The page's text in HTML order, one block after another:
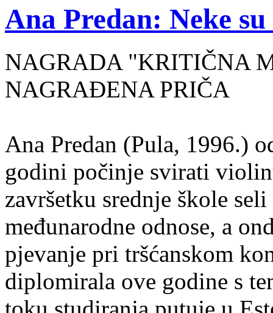
Ana Predan: Neke
NAGRADA "KRITIČNA
NAGRAĐENA PRIČA
Ana Predan (Pula, 1996.)
godini počinje svirati
završetku srednje škole
međunarodne odnose, a
pjevanje pri tršćanskom
diplomirala ove godine s